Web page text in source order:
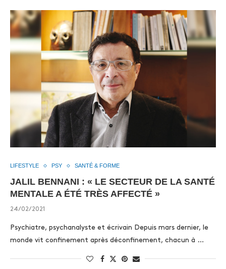
LIFESTYLE PSY SANTÉ & FORME
JALIL BENNANI : « LE SECTEUR DE LA SANTÉ
MENTALE A ÉTÉ TRÈS AFFECTÉ »
24/02/2021
Psychiatre, psychanalyste et écrivain Depuis mars dernier, le
monde vit confinement après déconfinement, chacun à …